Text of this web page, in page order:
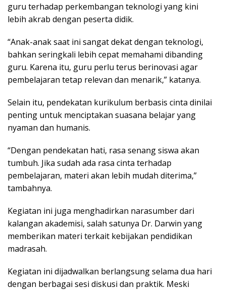
guru terhadap perkembangan teknologi yang kini
lebih akrab dengan peserta didik.
“Anak-anak saat ini sangat dekat dengan teknologi,
bahkan seringkali lebih cepat memahami dibanding
guru. Karena itu, guru perlu terus berinovasi agar
pembelajaran tetap relevan dan menarik,” katanya.
Selain itu, pendekatan kurikulum berbasis cinta dinilai
penting untuk menciptakan suasana belajar yang
nyaman dan humanis.
“Dengan pendekatan hati, rasa senang siswa akan
tumbuh. Jika sudah ada rasa cinta terhadap
pembelajaran, materi akan lebih mudah diterima,”
tambahnya.
Kegiatan ini juga menghadirkan narasumber dari
kalangan akademisi, salah satunya Dr. Darwin yang
memberikan materi terkait kebijakan pendidikan
madrasah.
Kegiatan ini dijadwalkan berlangsung selama dua hari
dengan berbagai sesi diskusi dan praktik. Meski